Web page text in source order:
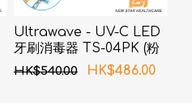
Ultrawave - UV-C LED
牙刷消毒器 TS-04PK (粉
色)
HK$540.00 HK$486.00